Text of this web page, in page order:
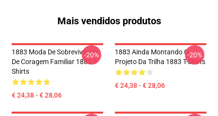
Mais vendidos produtos
1883 Moda De Sobrevivência
De Coragem Familiar 1883 T-
Shirts
€ 24,38 - € 28,06
-20%
1883 Ainda Montando O
Projeto Da Trilha 1883 T-Shirts
€ 24,38 - € 28,06
-20%